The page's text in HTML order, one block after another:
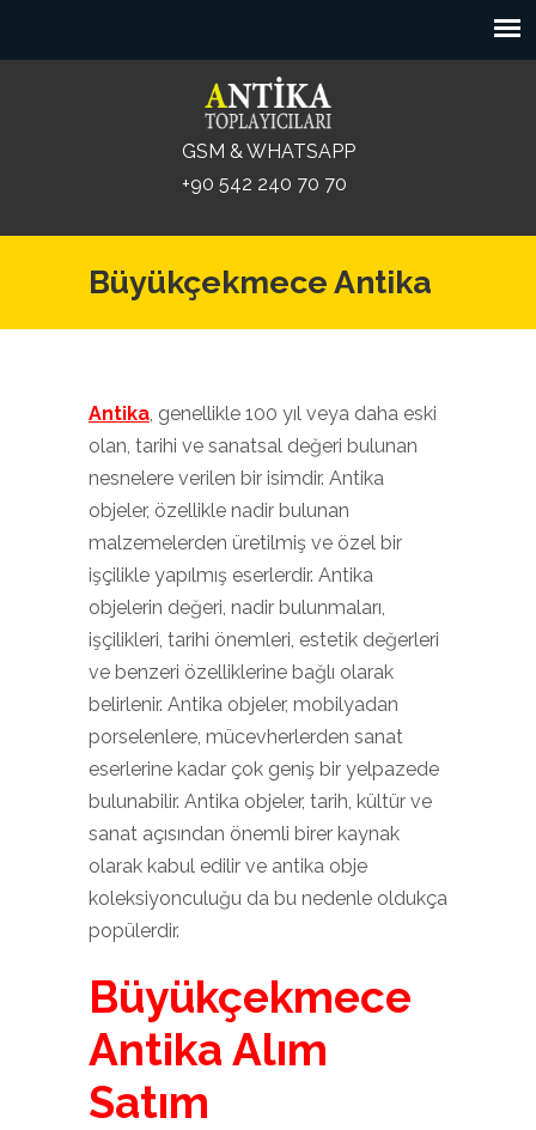
GSM & WHATSAPP
+90 542 240 70 70
Büyükçekmece Antika
Antika, genellikle 100 yıl veya daha eski
olan, tarihi ve sanatsal değeri bulunan
nesnelere verilen bir isimdir. Antika
objeler, özellikle nadir bulunan
malzemelerden üretilmiş ve özel bir
işçilikle yapılmış eserlerdir. Antika
objelerin değeri, nadir bulunmaları,
işçilikleri, tarihi önemleri, estetik değerleri
ve benzeri özelliklerine bağlı olarak
belirlenir. Antika objeler, mobilyadan
porselenlere, mücevherlerden sanat
eserlerine kadar çok geniş bir yelpazede
bulunabilir. Antika objeler, tarih, kültür ve
sanat açısından önemli birer kaynak
olarak kabul edilir ve antika obje
koleksiyonculuğu da bu nedenle oldukça
popülerdir.
Büyükçekmece
Antika Alım
Satım